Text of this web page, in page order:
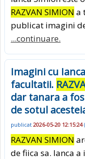
RAZVAN SIMION a
publicat imagini
...continuare.
Imagini cu
facultatii.
dar tanara a
de sotul
publicat 2026-05-20 12:15:24(
RAZVAN SIMION
de fiica sa. Ianca